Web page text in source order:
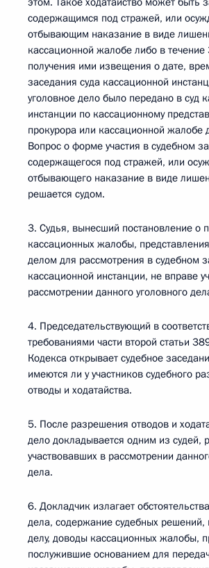
содержащимся под стражей, или
отбывающим наказание в виде
кассационной жалобе либо в течение
получения ими извещения о дате,
заседания суда кассационной
уголовное дело было передано в суд
инстанции по кассационному
прокурора или кассационной жалобе
Вопрос о форме участия в судебном
содержащегося под стражей, или
отбывающего наказание в виде
решается судом.
3. Судья, вынесший постановление о
кассационных жалобы,
делом для рассмотрения в судебном
кассационной инстанции, не вправе
рассмотрении данного уголовного
4. Председательствующий в
требованиями части второй статьи
Кодекса открывает судебное
имеются ли у участников судебного
отводы и ходатайства.
5. После разрешения отводов и
дело докладывается одним из судей,
участвовавших в рассмотрении
дела.
6. Докладчик излагает
дела, содержание судебных решений,
делу, доводы кассационных жалобы,
послужившие основанием для